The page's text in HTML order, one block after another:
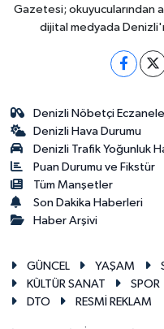
Gazetesi; okuyucularından
dijital medyada
Denizli Nöbetçi
Denizli Hava Durumu
Denizli Trafik Yoğunluk
Puan Durumu ve Fikstür
Tüm Manşetler
Son Dakika Haberleri
Haber Arşivi
GÜNCEL YAŞAM
KÜLTÜR SANAT
SPOR
DTO
RESMİ REKLAM